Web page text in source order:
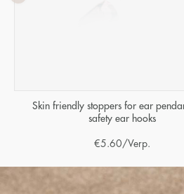
Skin friendly stoppers for ear
safety ear hooks
€5.60/Verp.